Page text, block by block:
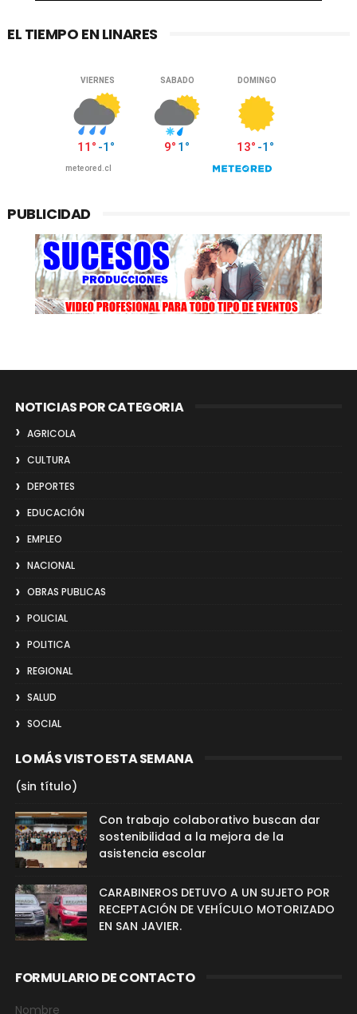
EL TIEMPO EN LINARES
PUBLICIDAD
NOTICIAS POR CATEGORIA
AGRICOLA
CULTURA
DEPORTES
EDUCACIÓN
EMPLEO
NACIONAL
OBRAS PUBLICAS
POLICIAL
POLITICA
REGIONAL
SALUD
SOCIAL
LO MÁS VISTO ESTA SEMANA
(sin título)
Con trabajo colaborativo buscan dar
sostenibilidad a la mejora de la
asistencia escolar
CARABINEROS DETUVO A UN SUJETO POR
RECEPTACIÓN DE VEHÍCULO MOTORIZADO
EN SAN JAVIER.
FORMULARIO DE CONTACTO
Nombre